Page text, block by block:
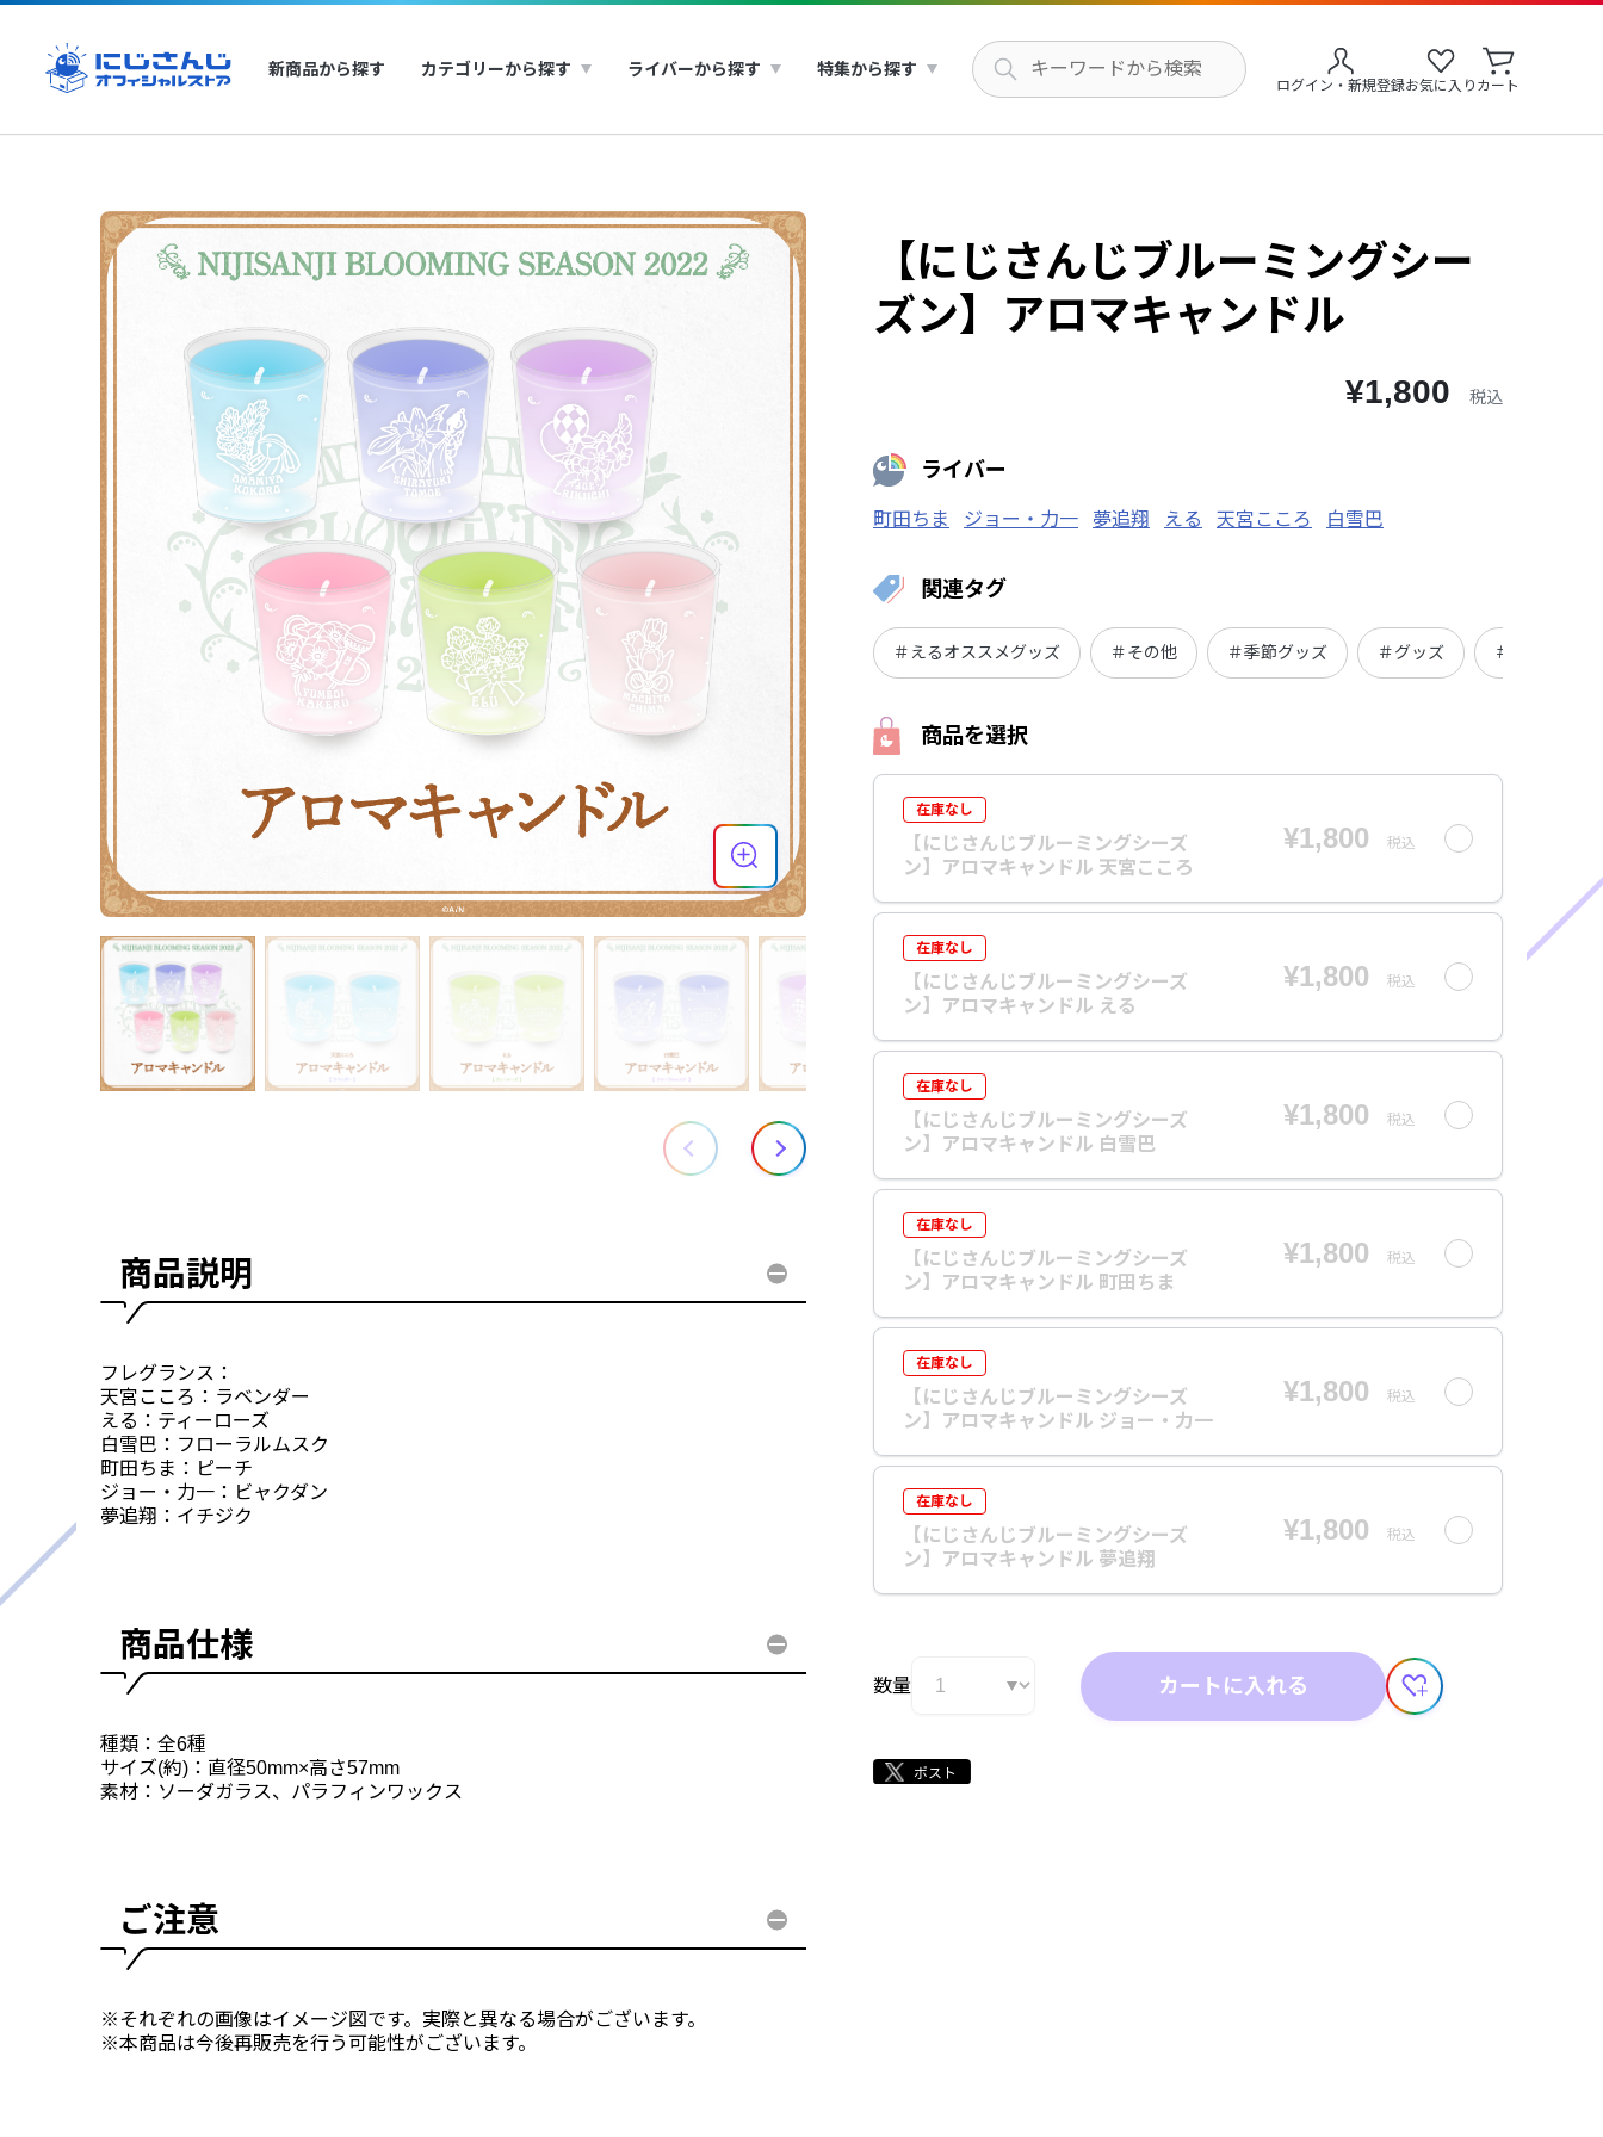
新商品から探す カテゴリーから探す ライバーから探す 特集から探す
ログイン・新規登録お気に入り カート
【にじさんじブルーミングシー
ズン】アロマキャンドル
¥1,800 税込
ライバー
町田ちま ジョー・力一 夢追翔 える 天宮こころ 白雪巴
関連タグ
＃えるオススメグッズ ＃その他 ＃季節グッズ ＃グッズ ＃にじさんじ
商品を選択
在庫なし
【にじさんじブルーミングシーズ
ン】アロマキャンドル 天宮こころ
¥1,800 税込
在庫なし
【にじさんじブルーミングシーズ
ン】アロマキャンドル える
¥1,800 税込
在庫なし
【にじさんじブルーミングシーズ
ン】アロマキャンドル 白雪巴
¥1,800 税込
在庫なし
【にじさんじブルーミングシーズ
ン】アロマキャンドル 町田ちま
¥1,800 税込
在庫なし
【にじさんじブルーミングシーズ
ン】アロマキャンドル ジョー・力一
¥1,800 税込
在庫なし
【にじさんじブルーミングシーズ
ン】アロマキャンドル 夢追翔
¥1,800 税込
数量 カートに入れる
商品説明
フレグランス：
天宮こころ：ラベンダー
える：ティーローズ
白雪巴：フローラルムスク
町田ちま：ピーチ
ジョー・力一：ビャクダン
夢追翔：イチジク
商品仕様
種類：全6種
サイズ(約)：直径50mm×高さ57mm
素材：ソーダガラス、パラフィンワックス
ご注意
※それぞれの画像はイメージ図です。実際と異なる場合がございます。
※本商品は今後再販売を行う可能性がございます。